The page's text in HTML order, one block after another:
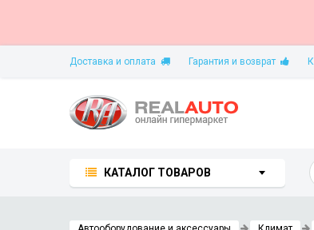
Доставка и оплата Гарантия и возврат
КАТАЛОГ ТОВАРОВ